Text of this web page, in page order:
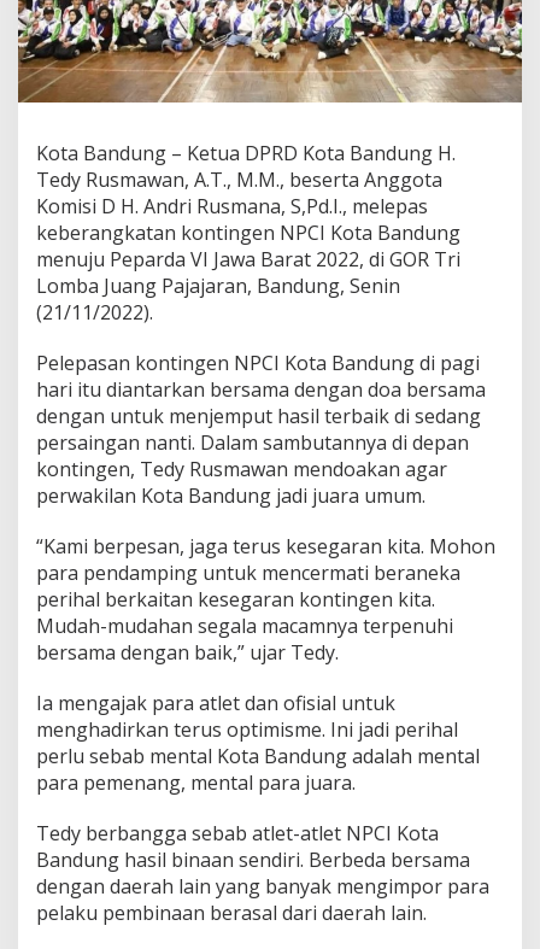
a
s
K
o
n
n
g
e
n
N
P
C
e
u
j
u
P
e
p
r
d
a
V
I
b
a
r
2
0
2
Kota Bandung – Ketua DPRD Kota Bandung H.
Tedy Rusmawan, A.T., M.M., beserta Anggota
Komisi D H. Andri Rusmana, S,Pd.I., melepas
keberangkatan kontingen NPCI Kota Bandung
menuju Peparda VI Jawa Barat 2022, di GOR Tri
Lomba Juang Pajajaran, Bandung, Senin
(21/11/2022).
Pelepasan kontingen NPCI Kota Bandung di pagi
hari itu diantarkan bersama dengan doa bersama
dengan untuk menjemput hasil terbaik di sedang
persaingan nanti. Dalam sambutannya di depan
kontingen, Tedy Rusmawan mendoakan agar
perwakilan Kota Bandung jadi juara umum.
“Kami berpesan, jaga terus kesegaran kita. Mohon
para pendamping untuk mencermati beraneka
perihal berkaitan kesegaran kontingen kita.
Mudah-mudahan segala macamnya terpenuhi
bersama dengan baik,” ujar Tedy.
Ia mengajak para atlet dan ofisial untuk
menghadirkan terus optimisme. Ini jadi perihal
perlu sebab mental Kota Bandung adalah mental
para pemenang, mental para juara.
Tedy berbangga sebab atlet-atlet NPCI Kota
Bandung hasil binaan sendiri. Berbeda bersama
dengan daerah lain yang banyak mengimpor para
pelaku pembinaan berasal dari daerah lain.